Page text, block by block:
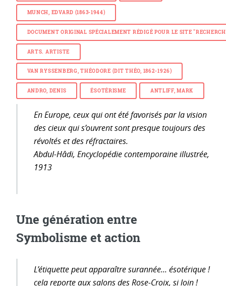
MUNCH, EDVARD (1863-1944)
DOCUMENT ORIGINAL SPÉCIALEMENT RÉDIGÉ POUR LE SITE
ARTS. ARTISTE
VAN RYSSENBERG, THÉODORE (DIT THÉO, 1862-1926)
ANDRO, DENIS ÉSOTÉRISME ANTLIFF, MARK
En Europe, ceux qui ont été favorisés par la vision
des cieux qui s’ouvrent sont presque toujours des
révoltés et des réfractaires.
Abdul-Hâdi, Encyclopédie contemporaine illustrée,
1913
Une génération entre
Symbolisme et action
L’étiquette peut apparaître surannée... ésotérique !
cela reporte aux salons des Rose-Croix, si loin !